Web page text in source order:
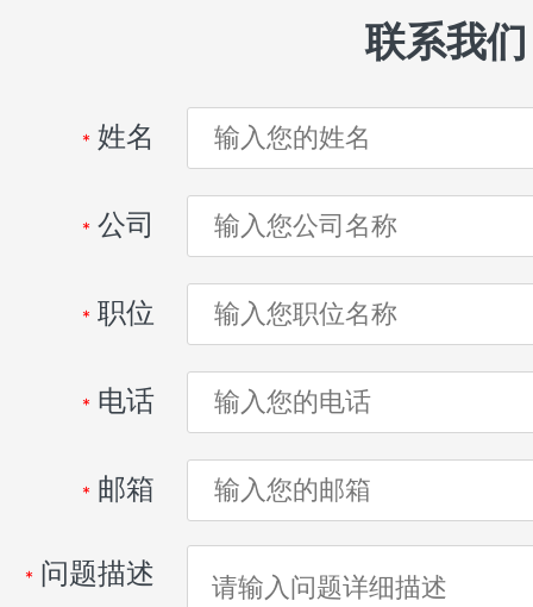
联系我们
* 姓名
* 公司
* 职位
* 电话
* 邮箱
* 问题描述